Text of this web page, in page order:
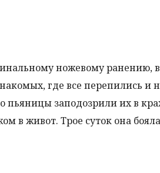
ножевому ранению,
где все перепились и
заподозрили их в
в живот. Трое суток она